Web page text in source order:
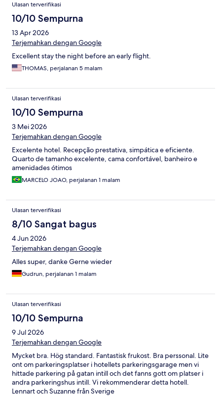
Ulasan terverifikasi
10/10 Sempurna
13 Apr 2026
Terjemahkan dengan Google
Excellent stay the night before an early flight.
THOMAS, perjalanan 5 malam
Ulasan terverifikasi
10/10 Sempurna
3 Mei 2026
Terjemahkan dengan Google
Excelente hotel. Recepção prestativa, simpática e eficiente.
Quarto de tamanho excelente, cama confortável, banheiro e
amenidades ótimos
MARCELO JOAO, perjalanan 1 malam
Ulasan terverifikasi
8/10 Sangat bagus
4 Jun 2026
Terjemahkan dengan Google
Alles super, danke Gerne wieder
Gudrun, perjalanan 1 malam
Ulasan terverifikasi
10/10 Sempurna
9 Jul 2026
Terjemahkan dengan Google
Mycket bra. Hög standard. Fantastisk frukost. Bra perssonal. Lite
ont om parkeringsplatser i hotellets parkeringsgarage men vi
hittade parkering på gatan intill och det fanns gott om platser i
andra parkeringshus intill. Vi rekommenderar detta hotell.
Lennart och Suzanne från Sverige